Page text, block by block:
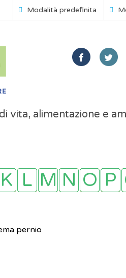
Modalità predefinita
vita, alimentazione e
pernio